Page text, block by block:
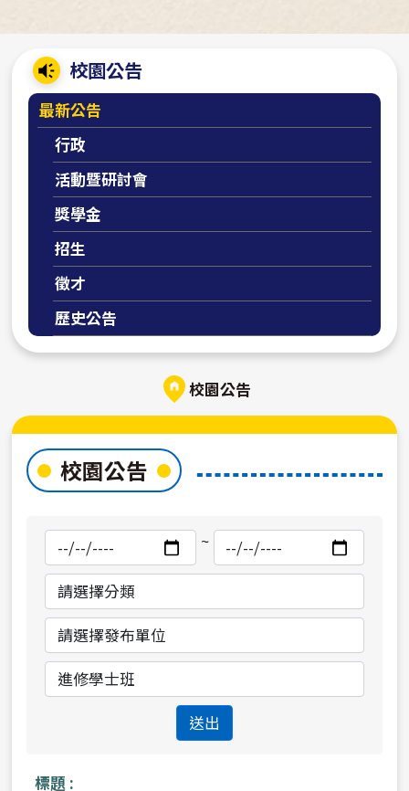
校園公告
最新公告
行政
活動暨研討會
獎學金
招生
徵才
歷史公告
校園公告
校園公告
搜
尋
始
期
~
搜
尋
束
期
類
位
送出